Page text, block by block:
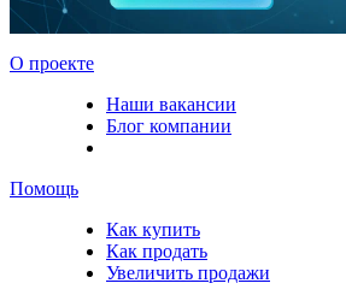
О проекте
Наши вакансии
Блог компании
Помощь
Как купить
Как продать
Увеличить продажи